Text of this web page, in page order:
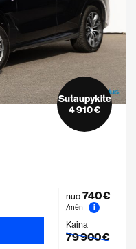
Sutaupykite
4 910 €
nuo 740 €
/mėn
i
Kaina
79 900 €